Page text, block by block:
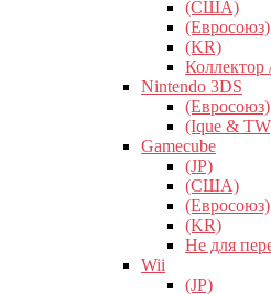
(США)
(Евросоюз)
(KR)
Коллектор
Nintendo 3DS
(Евросоюз)
(Ique &
Gamecube
(JP)
(США)
(Евросоюз)
(KR)
Не для
Wii
(JP)